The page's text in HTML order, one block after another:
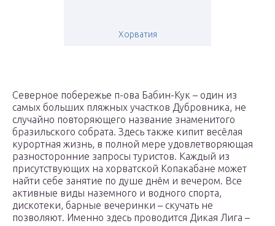
Хорватия
Северное побережье п-ова Бабин-Кук – один из
самых больших пляжных участков Дубровника, не
случайно повторяющего название знаменитого
бразильского собрата. Здесь также кипит весёлая
курортная жизнь, в полной мере удовлетворяющая
разносторонние запросы туристов. Каждый из
присутствующих на хорватской Копакабане может
найти себе занятие по душе днём и вечером. Все
активные виды наземного и водного спорта,
дискотеки, барные вечеринки – скучать не
позволяют. Именно здесь проводится Дикая Лига –